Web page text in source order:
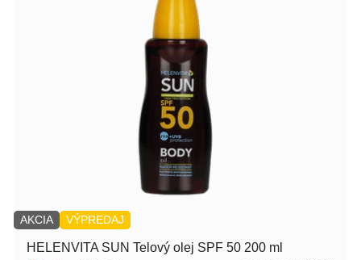
AKCIA VÝPREDAJ
HELENVITA SUN Telový olej SPF 50 200 ml